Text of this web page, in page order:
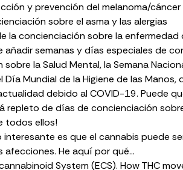
y prevención del melanoma/cáncer
sobre el asma y las alergias
la concienciación sobre la enfermedad
añadir semanas y días especiales de
sobre la Salud Mental, laSemana
Día Mundial de la Higiene de las Manos,
debido al COVID-19. Puede
repleto de días de concienciación
todos ellos!
interesante es que el cannabis puede
He aquí por qué…